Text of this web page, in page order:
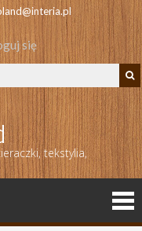
się
tekstylia,